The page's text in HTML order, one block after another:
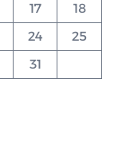
17
18
24
25
31